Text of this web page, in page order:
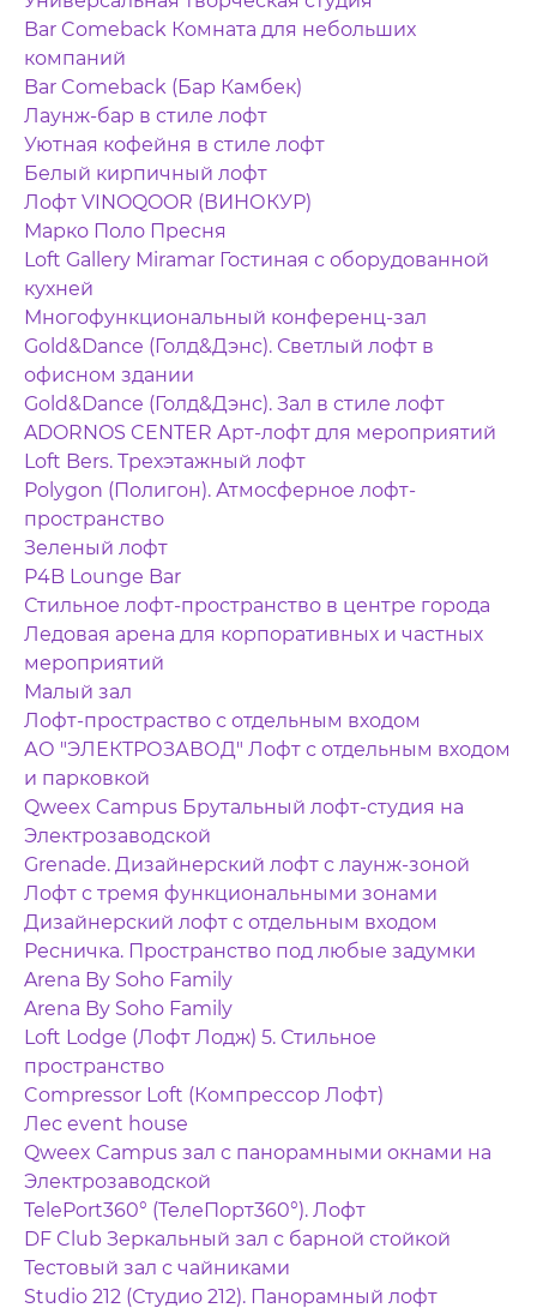
Bar Comeback Комната для небольших
компаний
Bar Comeback (Бар Камбек)
Лаунж-бар в стиле лофт
Уютная кофейня в стиле лофт
Белый кирпичный лофт
Лофт VINOQOOR (ВИНОКУР)
Марко Поло Пресня
Loft Gallery Miramar Гостиная с оборудованной
кухней
Многофункциональный конференц-зал
Gold&Dance (Голд&Дэнс). Светлый лофт в
офисном здании
Gold&Dance (Голд&Дэнс). Зал в стиле лофт
ADORNOS CENTER Арт-лофт для мероприятий
Loft Bers. Трехэтажный лофт
Polygon (Полигон). Атмосферное лофт-
пространство
Зеленый лофт
P4B Lounge Bar
Стильное лофт-пространство в центре города
Ледовая арена для корпоративных и частных
мероприятий
Малый зал
Лофт-простраство с отдельным входом
АО "ЭЛЕКТРОЗАВОД" Лофт с отдельным входом
и парковкой
Qweex Campus Брутальный лофт-студия на
Электрозаводской
Grenade. Дизайнерский лофт с лаунж-зоной
Лофт с тремя функциональными зонами
Дизайнерский лофт с отдельным входом
Ресничка. Пространство под любые задумки
Arena By Soho Family
Arena By Soho Family
Loft Lodge (Лофт Лодж) 5. Стильное
пространство
Compressor Loft (Компрессор Лофт)
Лес event house
Qweex Campus зал с панорамными окнами на
Электрозаводской
TelePort360° (ТелеПорт360°). Лофт
DF Club Зеркальный зал с барной стойкой
Тестовый зал с чайниками
Studio 212 (Студио 212). Панорамный лофт